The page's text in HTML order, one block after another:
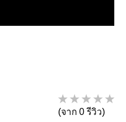
(จาก 0 รีวิว)